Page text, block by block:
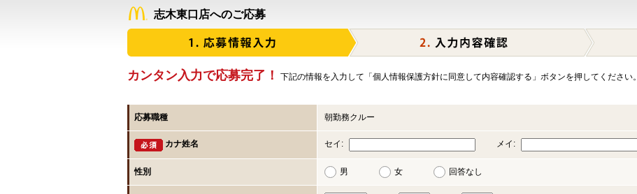
志木東口店へのご応募
カンタン入力で応募完了！ 下記の情報を入力して「個人情報保護方針に同意して内容確認する」ボタンを押してください。
応募職種 朝勤務クルー
カナ姓名 セイ: メイ:
性別 男 女 回答なし